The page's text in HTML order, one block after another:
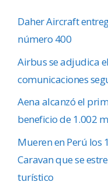
Daher Aircraft
número 400
Airbus se adjudica
comunicaciones
Aena alcanzó el
beneficio de 1.002
Mueren en Perú los
Caravan que se
turístico